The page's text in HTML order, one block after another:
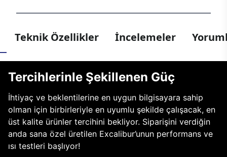
Teknik Özellikler İncelemeler
Tercihlerinle Şekillenen Güç
İhtiyaç ve beklentilerine en uygun bilgisayara sahip
olman için birbirleriyle en uyumlu şekilde çalışacak, en
üst kalite ürünler tercihini bekliyor. Siparişini verdiğin
anda sana özel üretilen Excalibur’unun performans ve
ısı testleri başlıyor!